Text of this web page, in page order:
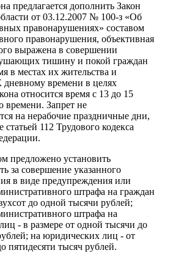
предлагается дополнить Закон
от 03.12.2007 № 100-з «Об
правонарушениях» составом
правонарушения, объективная
выражена в совершении
тишину и покой граждан
в местах их жительства и
времени в целях
относится время с 13 до 15
времени. Запрет не
на нерабочие праздничные дни,
статьей 112 Трудового кодекса
предложено установить
за совершение указанного
в виде предупреждения или
штрафа на граждан
до одной тысячи рублей;
штрафа на
- в размере от одной тысячи до
на юридических лиц - от
пятидесяти тысяч рублей.